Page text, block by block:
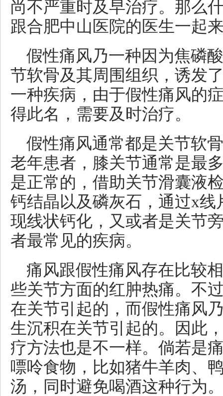
尚不严重时及早治疗。那么
跟合肥中山医院的医生一起
假性痛风乃一种因为焦磷
节软骨及其周围组织，诱发
一种疾病，由于假性痛风的
得此名，需要及时治疗。
假性痛风通常都是关节软
老年患者，膝关节通常是最
是正常的，借助关节滑囊液
钙结晶以及磷灰石，通过x
现线状钙化，又或者是关节
者最常见的疾病。
痛风跟假性痛风存在比较
些关节方面的红肿热痛。不
在关节引起的，而假性痛风
生沉积在关节引起的。因此
疗方法也是不一样。倘若是
嘌呤食物，比如猪牛羊肉、
汤，同时避免喝酒这种行为